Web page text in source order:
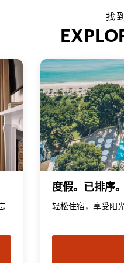
找
度假。已排序。
轻松住宿，享受阳